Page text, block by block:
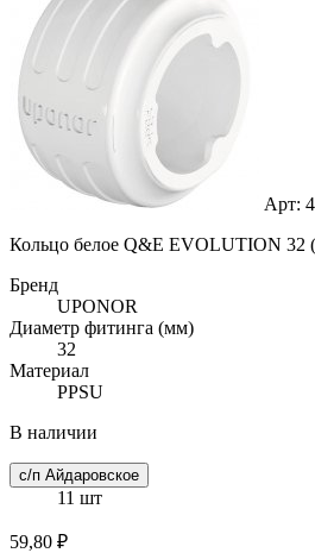
Арт:
Кольцо белое Q&E EVOLUTION 32
Бренд
UPONOR
Диаметр фитинга (мм)
32
Материал
PPSU
В наличии
с/п Айдаровское
11 шт
59,80 ₽